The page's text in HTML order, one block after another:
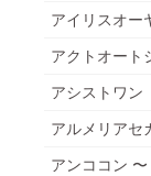
アイリスオー
アクトオート
アシストワン
アルメリアセ
アンココン